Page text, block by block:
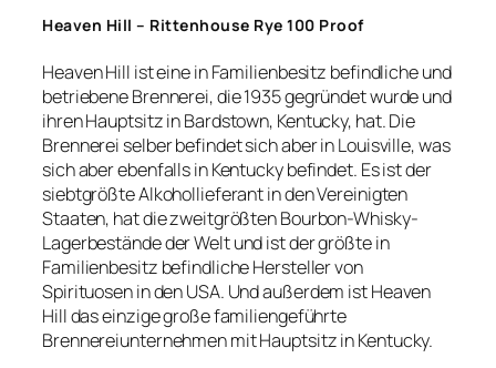
Heaven Hill – Rittenhouse Rye 100 Proof
Heaven Hill ist eine in Familienbesitz befindliche und
betriebene Brennerei, die 1935 gegründet wurde und
ihren Hauptsitz in Bardstown, Kentucky, hat. Die
Brennerei selber befindet sich aber in Louisville, was
sich aber ebenfalls in Kentucky befindet. Es ist der
siebtgrößte Alkohollieferant in den Vereinigten
Staaten, hat die zweitgrößten Bourbon-Whisky-
Lagerbestände der Welt und ist der größte in
Familienbesitz befindliche Hersteller von
Spirituosen in den USA. Und außerdem ist Heaven
Hill das einzige große familiengeführte
Brennereiunternehmen mit Hauptsitz in Kentucky.